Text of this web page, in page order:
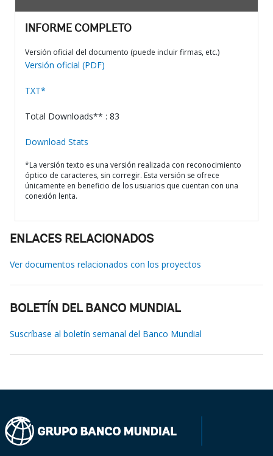
INFORME COMPLETO
Versión oficial del documento (puede incluir firmas, etc.)
Versión oficial (PDF)
TXT*
Total Downloads** : 83
Download Stats
*La versión texto es una versión realizada con reconocimiento
óptico de caracteres, sin corregir. Esta versión se ofrece
únicamente en beneficio de los usuarios que cuentan con una
conexión lenta.
ENLACES RELACIONADOS
Ver documentos relacionados con los proyectos
BOLETÍN DEL BANCO MUNDIAL
Suscríbase al boletín semanal del Banco Mundial